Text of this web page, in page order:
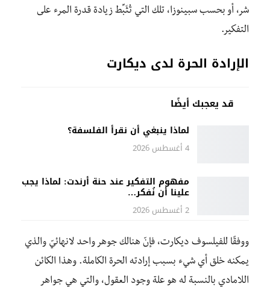
شر، أو بحسب سبينوزا، تلك التي تُثَبِّط زيادة قدرة المرء على
التفكير.
الإرادة الحرة لدى ديكارت
قد يعجبك أيضًا
لماذا ينبغي أن نقرأ الفلسفة؟
4 أغسطس 2026
مفهوم التفكير عند حنة أرندت: لماذا يجب
علينا أن نُفكر…
2 أغسطس 2026
ووفقًا للفيلسوف ديكارت، فإنّ هنالك جوهر واحد لانهائيّ والذي
يمكنه خلق أي شيء بسبب إرادته الحرة الكاملة. وهذا الكائن
اللامادي بالنسبة له هو علة وجود العقول، والتي هي جواهر